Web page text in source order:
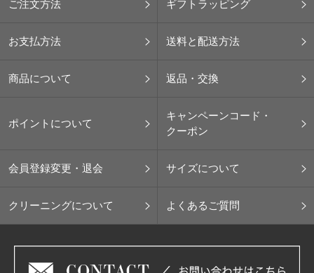
ご注文方法 ギフトラッピング
お支払方法 送料と配送方法
商品について 返品・交換
ポイントについて
キャンペーンコード・
クーポン
会員登録変更・退会 サイズについて
クリーニングについて よくあるご質問